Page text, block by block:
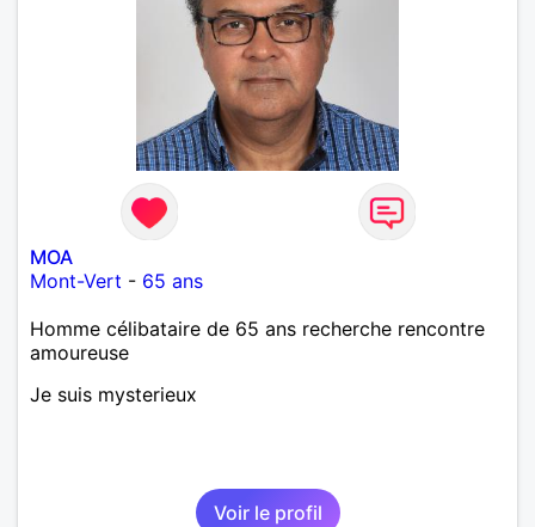
MOA
Mont-Vert - 65 ans
Homme célibataire de 65 ans recherche rencontre
amoureuse
Je suis mysterieux
Voir le profil